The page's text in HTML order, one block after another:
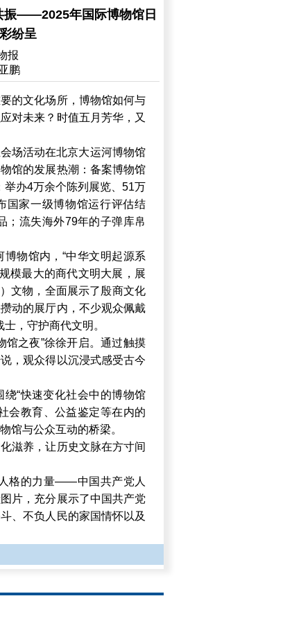
振——2025年国际博物馆日
纷呈
报
鹏
的文化场所，博物馆如何与
对未来？时值五月芳华，又
场活动在北京大运河博物馆
馆的发展热潮：备案博物馆
办4万余个陈列展览、51万
国家一级博物馆运行评估结
；流失海外79年的子弹库帛
物馆内，“中华文明起源系
模最大的商代文明大展，展
文物，全面展示了殷商文化
动的展厅内，不少观众佩戴
，守护商代文明。
馆之夜”徐徐开启。通过触摸
，观众得以沉浸式感受古今
“快速变化社会中的博物馆
会教育、公益鉴定等在内的
馆与公众互动的桥梁。
滋养，让历史文脉在方寸间
格的力量——中国共产党人
片，充分展示了中国共产党
、不负人民的家国情怀以及
步开展，集中展示青岛、淄
建设方面的成效，生动诠释
肃秦文化考古二十年成果